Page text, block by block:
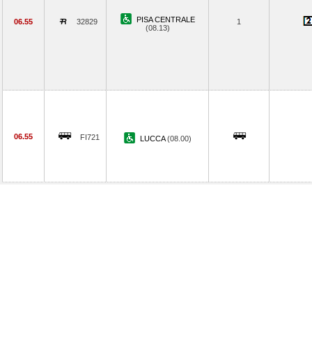
06.55 32829
PISA CENTRALE
(08.13)
1
06.55 FI721 LUCCA(08.00)